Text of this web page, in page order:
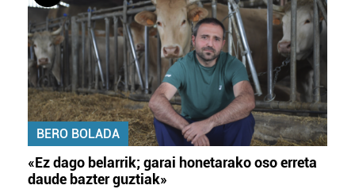
BERO BOLADA
«Ez dago belarrik; garai honetarako oso erreta
daude bazter guztiak»